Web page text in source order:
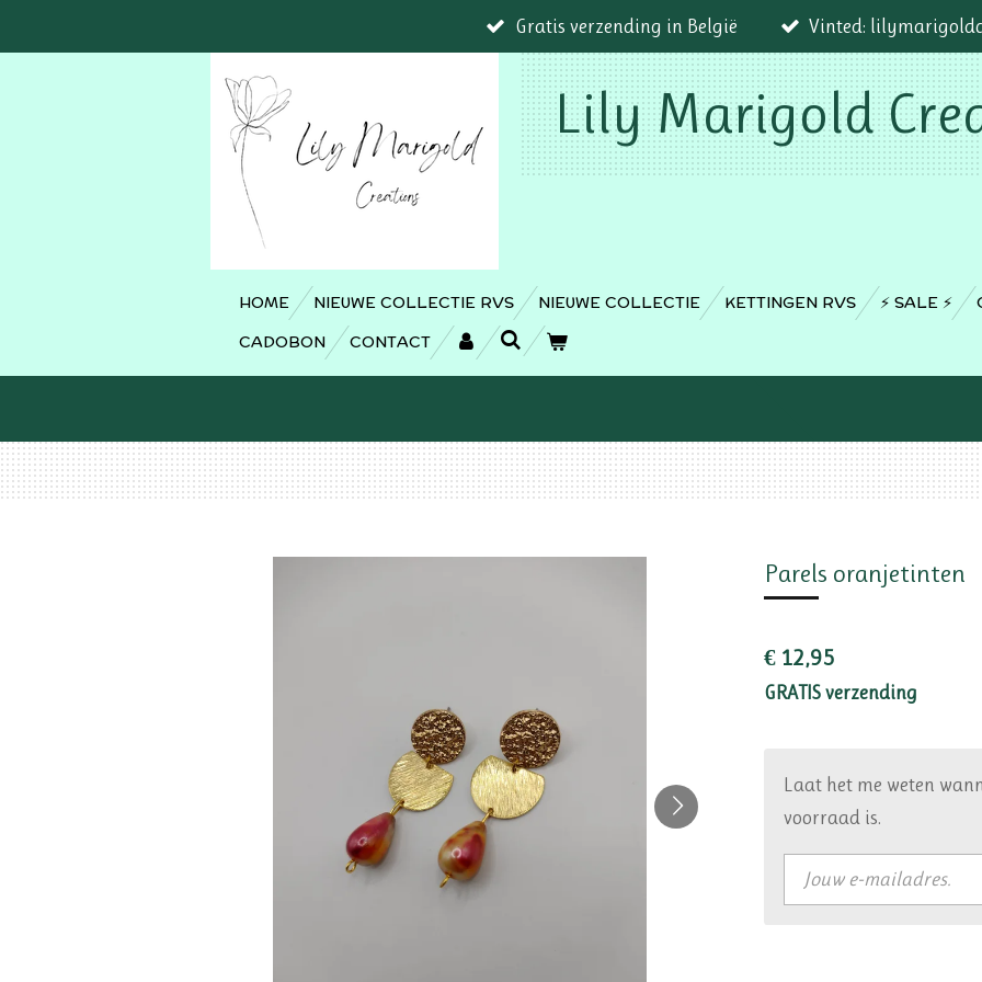
direct
Gratis verzending in België Vinted:
Lily Marigold
HOME NIEUWE COLLECTIE RVS NIEUWE COLLECTIE KETTINGEN RVS ⚡️ SALE ⚡️
CADOBON
CONTACT
Parels oranjetinten
€ 12,95
GRATIS verzending
Laat het me weten
voorraad is.